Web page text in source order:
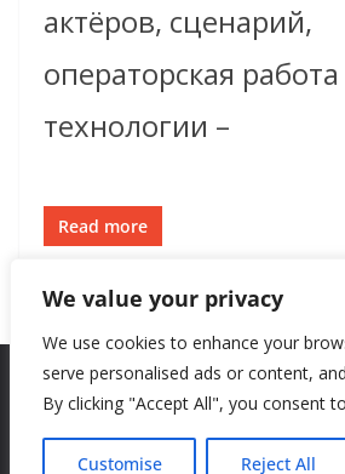
We value your privacy
We use cookies to enhance your
serve personalised ads or content,
By clicking "Accept All", you consent
Customise Reject All
актёров, сценарий,
операторская
технологии –
Read more
Theme:ColorMag by ThemeGrill.